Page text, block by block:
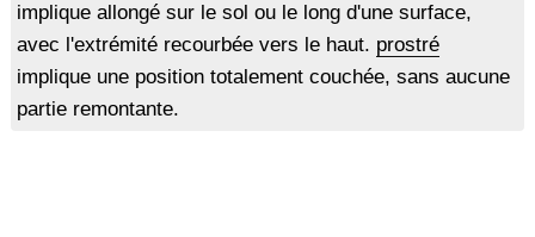
implique allongé sur le sol ou le long d'une surface,
avec l'extrémité recourbée vers le haut. prostré
implique une position totalement couchée, sans aucune
partie remontante.